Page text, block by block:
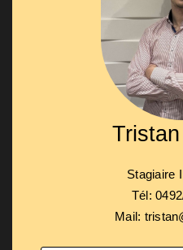
Stagiaire
Tél:
Mail: